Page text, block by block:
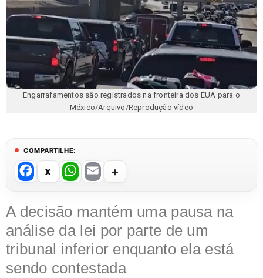
Engarrafamentos são registrados na fronteira dos EUA para o
México/Arquivo/Reprodução vídeo
COMPARTILHE:
F
a
c
e
b
o
W
h
at
s
A
p
E
ail
A decisão mantém uma pausa na
análise da lei por parte de um
tribunal inferior enquanto ela está
sendo contestada